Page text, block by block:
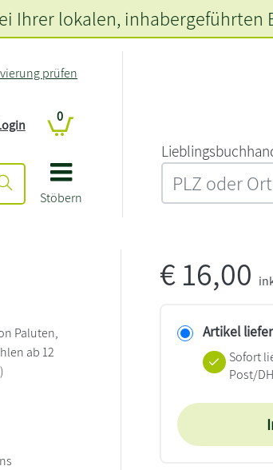
Stöbern
prüfen
0
Ihrer lokalen, inhabergeführten
Paluten,
ab 12
€16,00
Artikel
Sofort
Post/